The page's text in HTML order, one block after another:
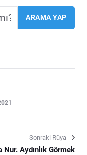
Sonraki Rüya
Nur. Aydınlık Görmek